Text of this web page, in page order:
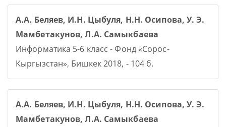
А.А. Беляев, И.Н. Цыбуля, Н.Н. Осипова, У. Э.
Мамбетакунов, Л.А. Самыкбаева
Информатика 5-6 класс - Фонд «Сорос-
Кыргызстан», Бишкек 2018, - 104 б.
А.А. Беляев, И.Н. Цыбуля, Н.Н. Осипова, У. Э.
Мамбетакунов, Л.А. Самыкбаева